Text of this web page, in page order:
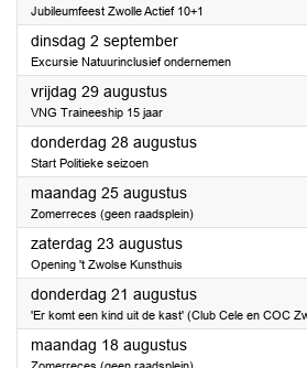
Jubileumfeest Zwolle Actief 10+1
dinsdag 2 september2025
Excursie Natuurinclusief ondernemen
vrijdag 29 augustus2025
VNG Traineeship 15 jaar
donderdag 28 augustus2025
Start Politieke seizoen
maandag 25 augustus2025
Zomerreces (geen raadsplein)
zaterdag 23 augustus2025
Opening 't Zwolse Kunsthuis
donderdag 21 augustus2025
'Er komt een kind uit de kast' (Club Cele en COC
maandag 18 augustus2025